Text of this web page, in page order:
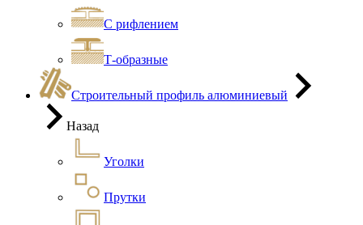
С рифлением
Т-образные
Строительный профиль алюминиевый
Назад
Уголки
Прутки